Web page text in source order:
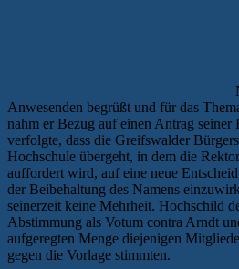
Anwesenden begrüßt und für das
nahm er Bezug auf einen Antrag seiner
verfolgte, dass die Greifswalder
Hochschule übergeht, in dem die
auffordert wird, auf eine neue
der Beibehaltung des Namens
seinerzeit keine Mehrheit. Hochschild
Abstimmung als Votum contra Arndt
aufgeregten Menge diejenigen
gegen die Vorlage stimmten.